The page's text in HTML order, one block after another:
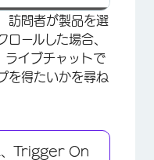
×
訪問者が製品を選
ールした場合、
ライブチャットで
を得たいかを尋ね
、Trigger On